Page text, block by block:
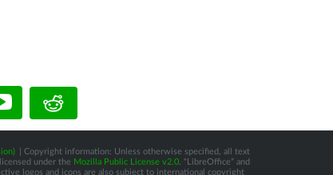
| Copyright information: Unless otherwise specified, all text
under the Mozilla Public License v2.0. “LibreOffice” and
logos and icons are also subject to international copyright